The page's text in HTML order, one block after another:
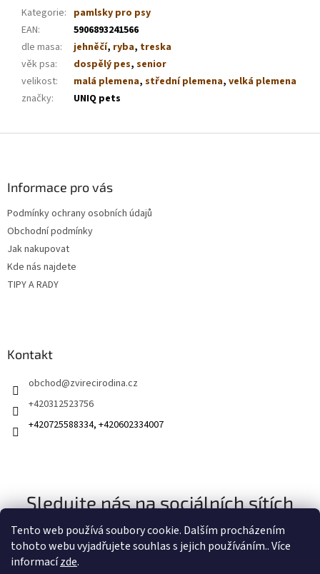
Tento web používá soubory cookie. Dalším procházením
tohoto webu vyjadřujete souhlas s jejich používáním.. Více
informacízde.
Kategorie: pamlsky pro psy
EAN:
5906893241566
dle masa: jehněčí, ryba, treska
věk psa: dospělý pes, senior
velikost: malá plemena, střední plemena, velká plemena
značky: UNIQ pets
Informace pro vás
Podmínky ochrany osobních údajů
Obchodní podmínky
Jak nakupovat
Kde nás najdete
TIPY A RADY
Kontakt
obchod@zvirecirodina.cz
+420312523756
+420725588334, +420602334007
Sledujte nás na sociálních sítích